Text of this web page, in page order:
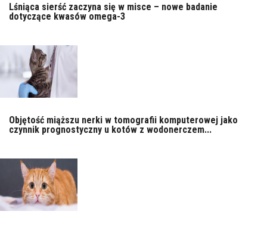
Lśniąca sierść zaczyna się w misce – nowe badanie
dotyczące kwasów omega-3
Objętość miąższu nerki w tomografii komputerowej jako
czynnik prognostyczny u kotów z wodonerczem...